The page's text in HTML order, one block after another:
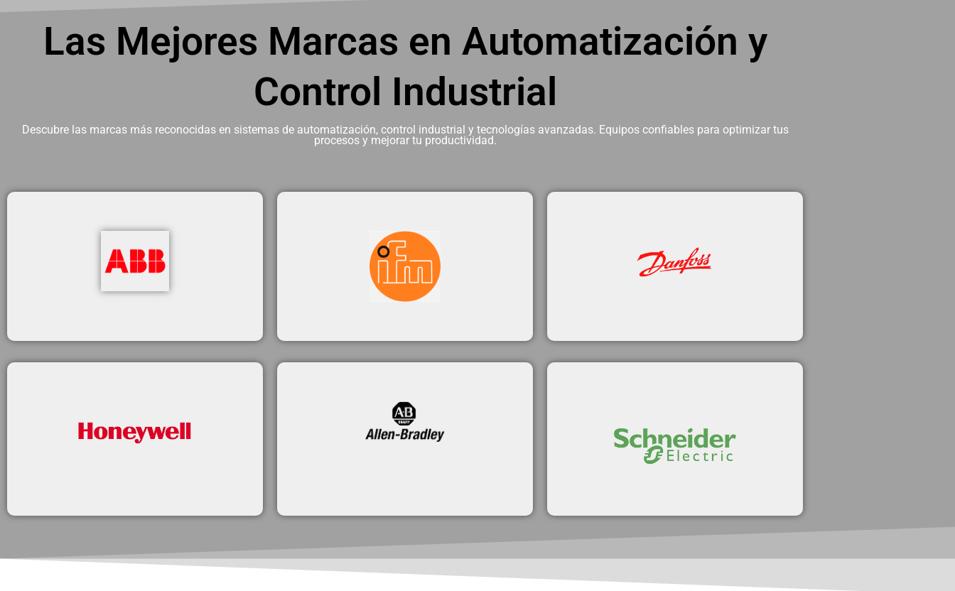
Las Mejores Marcas en Automatización y
Control Industrial
Descubre las marcas más reconocidas en sistemas de automatización, control industrial y tecnologías avanzadas. Equipos confiables para optimizar tus
procesos y mejorar tu productividad.